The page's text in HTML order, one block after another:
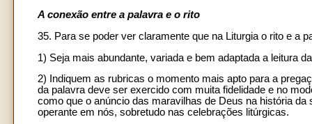
A conexão entre a palavra e o rito
35. Para se poder ver claramente que na Liturgia o rito e a
1) Seja mais abundante, variada e bem adaptada a leitura
2) Indiquem as rubricas o momento mais apto para a
da palavra deve ser exercido com muita fidelidade e no
como que o anúncio das maravilhas de Deus na história
operante em nós, sobretudo nas celebrações litúrgicas.